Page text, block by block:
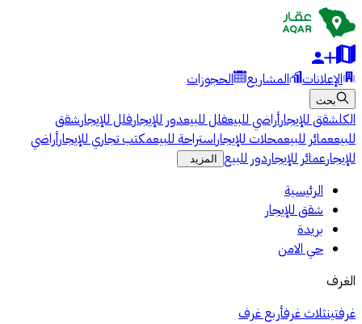
الإعلانات المشاريع الحجوزات
بحث
الكلشقق للإيجارأراضي للبيعفلل للبيعدور للإيجارفلل للإيجارشقق
للبيععمائر للبيعمحلات للإيجاراستراحة للبيعمكتب تجاري للإيجارأراضي
للإيجارعمائر للإيجاردور للبيع المزيد
الرئيسية
شقق للإيجار
بريدة
حي الامن
الغرف
غرفتينثلاث غرفأربع غرف